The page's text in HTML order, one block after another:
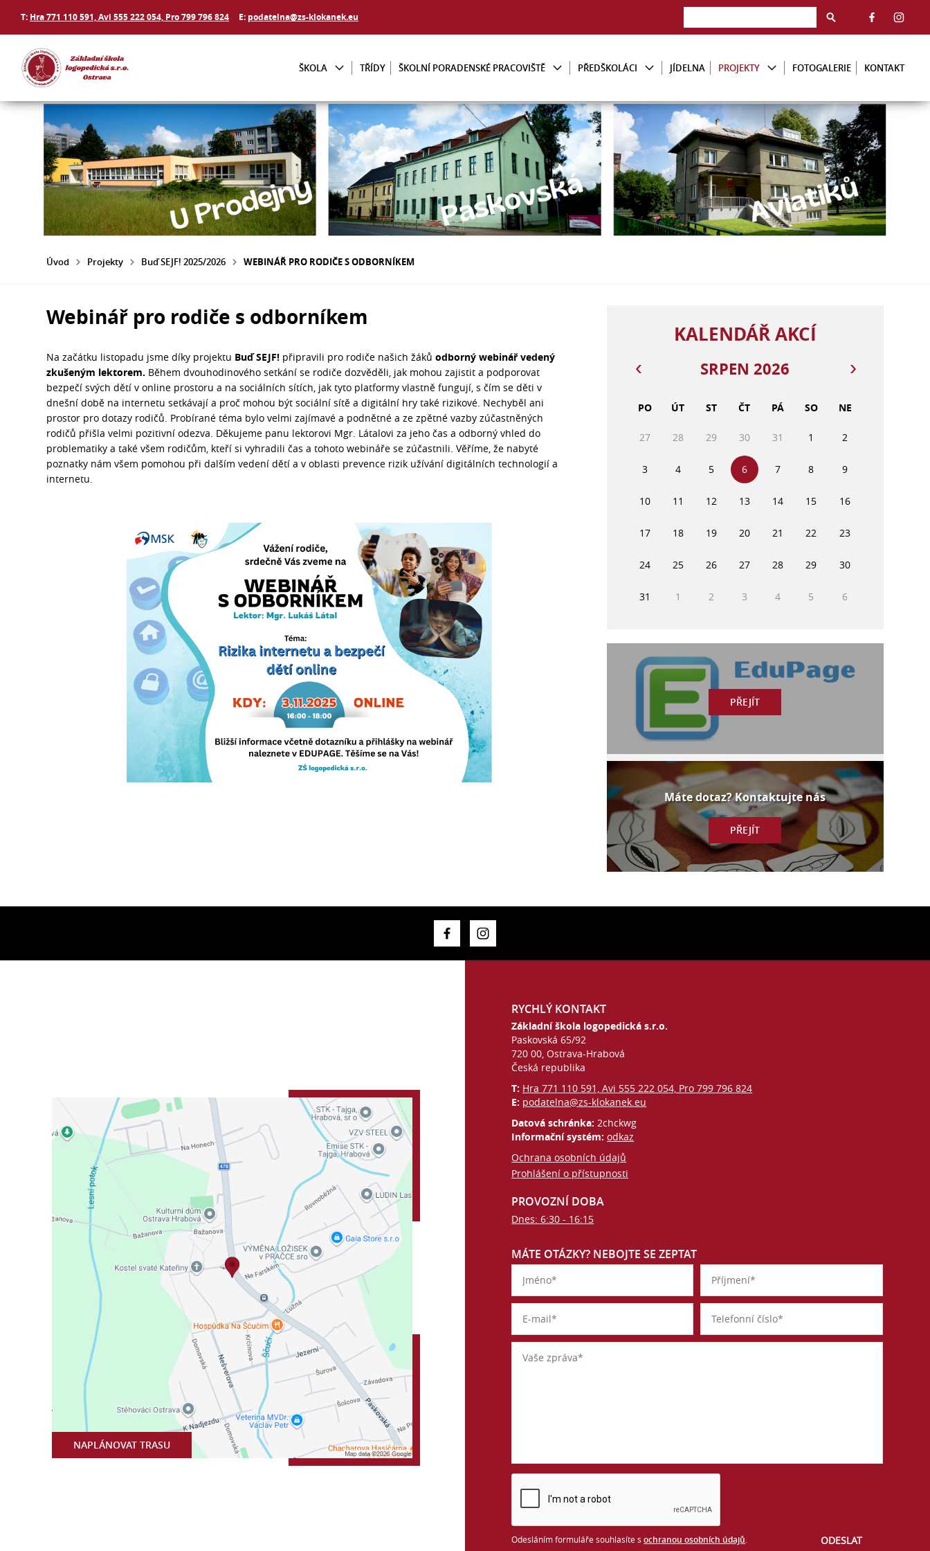
T: Hra 771 110 591, Avi 555 222 054, Pro 799 796 824 E: podatelna@zs-klokanek.eu
ŠKOLA TŘÍDY ŠKOLNÍ PORADENSKÉ PRACOVIŠTĚ PŘEDŠKOLÁCI JÍDELNA PROJEKTY FOTOGALERIE KONTAKT
Úvod Projekty Buď SEJF! 2025/2026 WEBINÁŘ PRO RODIČE S ODBORNÍKEM
Webinář pro rodiče s odborníkem
Na začátku listopadu jsme díky projektu Buď SEJF! připravili pro rodiče našich žákůodborný webinář vedený
zkušeným lektorem. Během dvouhodinového setkání se rodiče dozvěděli, jak mohou zajistit a podporovat
bezpečí svých dětí v online prostoru a na sociálních sítích, jak tyto platformy vlastně fungují, s čím se děti v
dnešní době na internetu setkávají a proč mohou být sociální sítě a digitální hry také rizikové. Nechyběl ani
prostor pro dotazy rodičů. Probírané téma bylo velmi zajímavé a podnětné a ze zpětné vazby zúčastněných
rodičů přišla velmi pozitivní odezva. Děkujeme panu lektorovi Mgr. Látalovi za jeho čas a odborný vhled do
problematiky a také všem rodičům, kteří si vyhradili čas a tohoto webináře se zúčastnili. Věříme, že nabyté
poznatky nám všem pomohou při dalším vedení dětí a v oblasti prevence rizik užívání digitálních technologií a
internetu.
KALENDÁŘ AKCÍ
SRPEN 2026
PO ÚT ST ČT PÁ SO NE
27 28 29 30 31 1 2
3 4 5 6 7 8 9
10 11 12 13 14 15 16
17 18 19 20 21 22 23
24 25 26 27 28 29 30
31 1 2 3 4 5 6
PŘEJÍT
Máte dotaz? Kontaktujte nás
PŘEJÍT
NAPLÁNOVAT TRASU
RYCHLÝ KONTAKT
Základní škola logopedická s.r.o.
Paskovská 65/92
720 00, Ostrava-Hrabová
Česká republika
T: Hra 771 110 591, Avi 555 222 054, Pro 799 796 824
E: podatelna@zs-klokanek.eu
Datová schránka:2chckwg
Informační systém:odkaz
Ochrana osobních údajů
Prohlášení o přístupnosti
PROVOZNÍ DOBA
Dnes: 6:30 - 16:15
MÁTE OTÁZKY? NEBOJTE SE ZEPTAT
Odesláním formuláře souhlasíte sochranou osobních údajů.